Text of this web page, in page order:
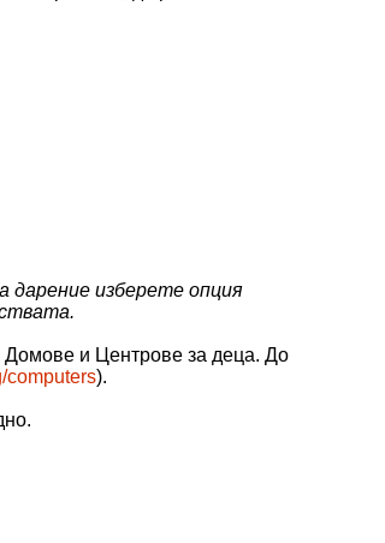
дарение изберете опция
Домове и Центрове за деца. До
computers).